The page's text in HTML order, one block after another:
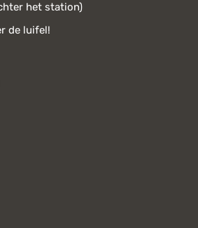
het station)
de luifel!